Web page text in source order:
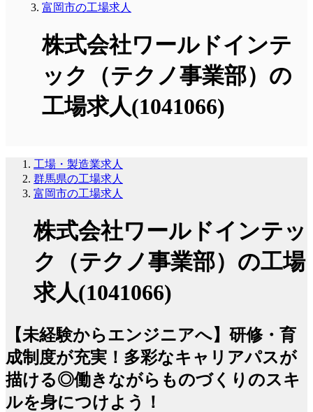
富岡市の工場求人
株式会社ワールドインテ
ック（テクノ事業部）の
工場求人(1041066)
工場・製造業求人
群馬県の工場求人
富岡市の工場求人
株式会社ワールドインテッ
ク（テクノ事業部）の工場
求人(1041066)
【未経験からエンジニアへ】研修・育
成制度が充実！多彩なキャリアパスが
描ける◎働きながらものづくりのスキ
ルを身につけよう！